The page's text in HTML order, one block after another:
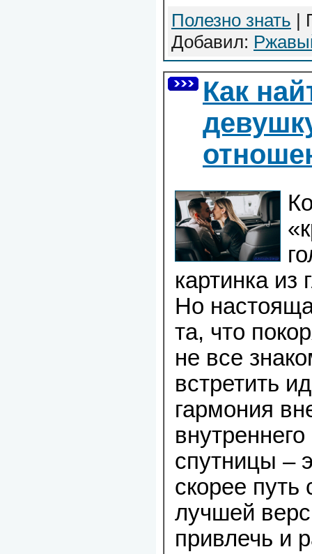
Полезно знать |
Добавил:
Как
картинка из
Но
та, что
не все
встретить
гармония
спутницы –
скорее путь
лучшей
привлечь и